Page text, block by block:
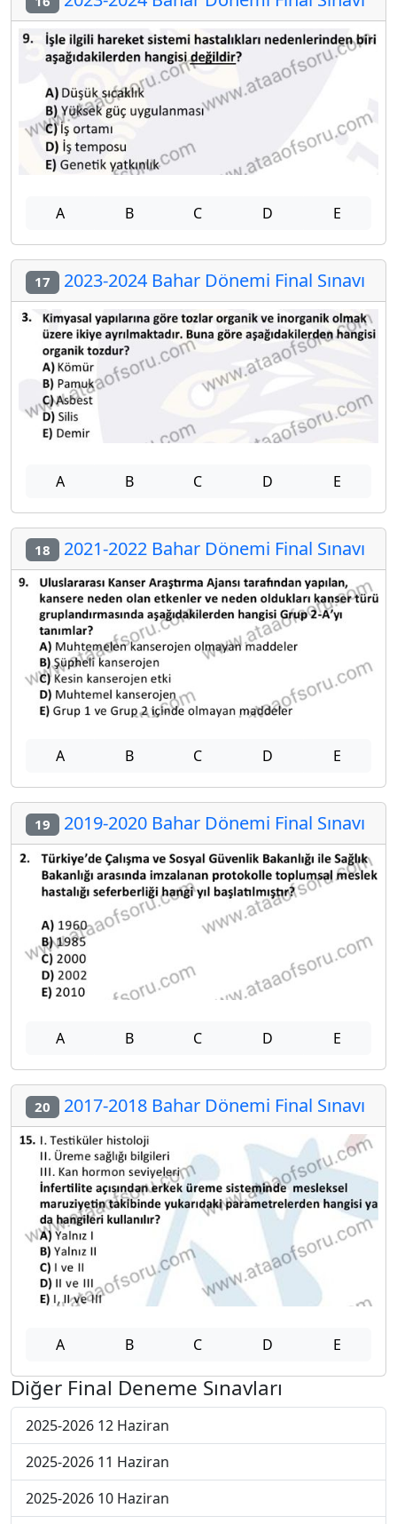
A B C D E
17 2023-2024 Bahar Dönemi Final Sınavı
A B C D E
18 2021-2022 Bahar Dönemi Final Sınavı
A B C D E
19 2019-2020 Bahar Dönemi Final Sınavı
A B C D E
20 2017-2018 Bahar Dönemi Final Sınavı
A B C D E
Diğer Final Deneme Sınavları
2025-2026 12 Haziran
2025-2026 11 Haziran
2025-2026 10 Haziran